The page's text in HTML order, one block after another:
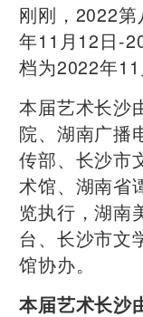
刚刚，2022
年11月12日-
档为2022年11
本届艺术长沙
院、湖南广播
传部、长沙市
术馆、湖南省
览执行，湖南
台、长沙市文
馆协办。
本届艺术长沙